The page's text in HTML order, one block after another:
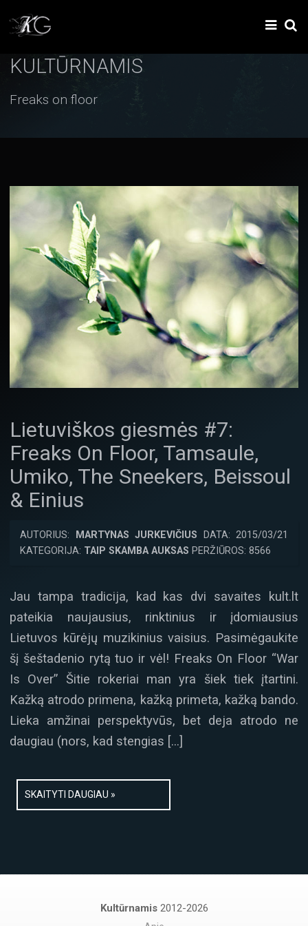
KULTŪRNAMIS
Freaks on floor
Lietuviškos giesmės #7:
Freaks On Floor, Tamsaule,
Umiko, The Sneekers, Beissoul
& Einius
AUTORIUS: MARTYNAS JURKEVIČIUS DATA: 2015/03/21
KATEGORIJA: TAIP SKAMBA AUKSAS PERŽIŪROS: 8566
Jau tampa tradicija, kad kas dvi savaites kult.lt
pateikia naujausius, rinktinius ir įdomiausius
Lietuvos kūrėjų muzikinius vaisius. Pasimėgaukite
šį šeštadenio rytą tuo ir vėl! Freaks On Floor “War
Is Over” Šitie rokeriai man yra šiek tiek įtartini.
Kažką atrodo primena, kažką primeta, kažką bando.
Lieka amžinai perspektyvūs, bet deja atrodo ne
daugiau (nors, kad stengias […]
SKAITYTI DAUGIAU »
Kultūrnamis 2012-2026